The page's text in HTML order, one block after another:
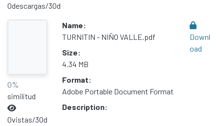
0descargas/30d
0%
similitud
0vistas/30d
Name:
TURNITIN - NIÑO VALLE.pdf
Size:
4.34 MB
Format:
Adobe Portable Document Format
Description:
Downl
oad